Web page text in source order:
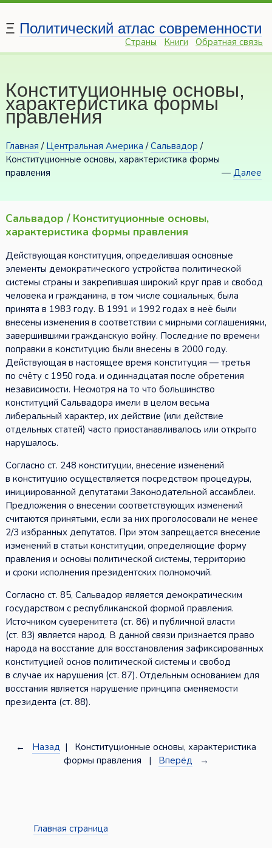
Ξ Политический атлас современности
Страны Книги Обратная связь
Конституционные основы,
характеристика формы
правления
Главная / Центральная Америка /Сальвадор /
Конституционные основы, характеристика формы
правления
—Далее
Сальвадор / Конституционные основы,
характеристика формы правления
Действующая конституция, определившая основные
элементы демократического устройства политической
системы страны и закрепившая широкий круг прав и свобод
человека и гражданина, в том числе социальных, была
принята в 1983 году. В 1991 и 1992 годах в неё были
внесены изменения в соответствии с мирными соглашениями,
завершившими гражданскую войну. Последние по времени
поправки в конституцию были внесены в 2000 году.
Действующая в настоящее время конституция — третья
по счёту с 1950 года. и одиннадцатая после обретения
независимости. Несмотря на то что большинство
конституций Сальвадора имели в целом весьма
либеральный характер, их действие (или действие
отдельных статей) часто приостанавливалось или открыто
нарушалось.
Согласно ст. 248 конституции, внесение изменений
в конституцию осуществляется посредством процедуры,
инициированной депутатами Законодательной ассамблеи.
Предложения о внесении соответствующих изменений
считаются принятыми, если за них проголосовали не менее
2/3 избранных депутатов. При этом запрещается внесение
изменений в статьи конституции, определяющие форму
правления и основы политической системы, территорию
и сроки исполнения президентских полномочий.
Согласно ст. 85, Сальвадор является демократическим
государством с республиканской формой правления.
Источником суверенитета (ст. 86) и публичной власти
(ст. 83) является народ. В данной связи признается право
народа на восстание для восстановления зафиксированных
конституцией основ политической системы и свобод
в случае их нарушения (ст. 87). Отдельным основанием для
восстания является нарушение принципа сменяемости
президента (ст. 88).
← Назад | Конституционные основы, характеристика
формы правления | Вперёд →
Главная страница